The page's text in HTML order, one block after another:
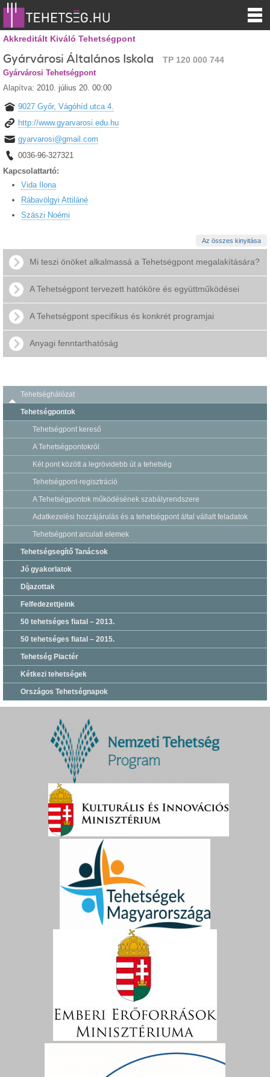
Akkreditált Kiváló Tehetségpont
Gyárvárosi Általános Iskola TP 120 000 744
Gyárvárosi Tehetségpont
Alapítva: 2010. július 20. 00:00
9027 Győr, Vágóhíd utca 4.
http://www.gyarvarosi.edu.hu
gyarvarosi@gmail.com
0036-96-327321
Kapcsolattartó:
Vida Ilona
Rábavölgyi Attiláné
Szászi Noémi
Az összes kinyitása
Mi teszi önöket alkalmassá a Tehetségpont megalakítására?
A Tehetségpont tervezett hatóköre és együttműködései
A Tehetségpont specifikus és konkrét programjai
Anyagi fenntarthatóság
Tehetséghálózat
Tehetségpontok
Tehetségpont kereső
A Tehetségpontokról
Két pont között a legrövidebb út a tehetség
Tehetségpont-regisztráció
A Tehetségpontok működésének szabályrendszere
Adatkezelési hozzájárulás és a tehetségpont által vállalt feladatok
Tehetségpont arculati elemek
Tehetségsegítő Tanácsok
Jó gyakorlatok
Díjazottak
Felfedezettjeink
50 tehetséges fiatal – 2013.
50 tehetséges fiatal – 2015.
Tehetség Piactér
Kétkezi tehetségek
Országos Tehetségnapok